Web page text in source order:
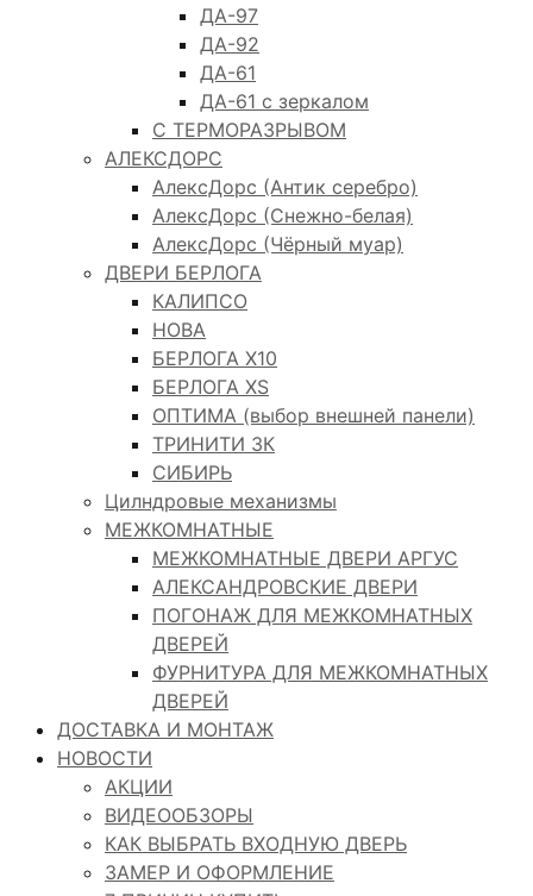
ДА-97
ДА-92
ДА-61
ДА-61 с зеркалом
С ТЕРМОРАЗРЫВОМ
АЛЕКСДОРС
АлексДорс (Антик серебро)
АлексДорс (Снежно-белая)
АлексДорс (Чёрный муар)
ДВЕРИ БЕРЛОГА
КАЛИПСО
НОВА
БЕРЛОГА Х10
БЕРЛОГА XS
ОПТИМА (выбор внешней панели)
ТРИНИТИ 3К
СИБИРЬ
Цилндровые механизмы
МЕЖКОМНАТНЫЕ
МЕЖКОМНАТНЫЕ ДВЕРИ АРГУС
АЛЕКСАНДРОВСКИЕ ДВЕРИ
ПОГОНАЖ ДЛЯ МЕЖКОМНАТНЫХ
ДВЕРЕЙ
ФУРНИТУРА ДЛЯ МЕЖКОМНАТНЫХ
ДВЕРЕЙ
ДОСТАВКА И МОНТАЖ
НОВОСТИ
АКЦИИ
ВИДЕООБЗОРЫ
КАК ВЫБРАТЬ ВХОДНУЮ ДВЕРЬ
ЗАМЕР И ОФОРМЛЕНИЕ